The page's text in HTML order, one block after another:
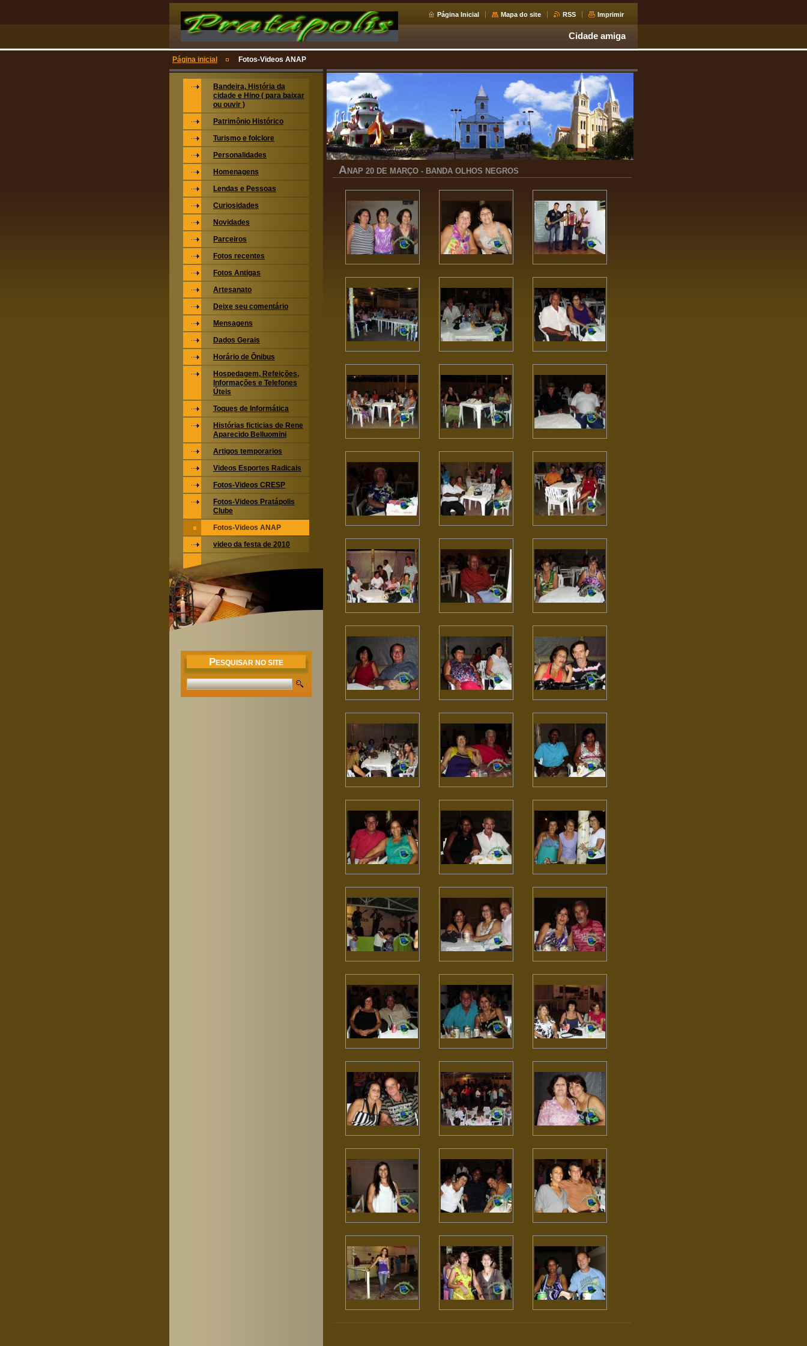
Página Inicial Mapa do site RSS Imprimir
Cidade amiga
Página inicial Fotos-Videos ANAP
A NAP 20 DE MARÇO - BANDA OLHOS NEGROS
Bandeira, História da
cidade e Hino ( para baixar
ou ouvir )
Patrimônio Histórico
Turismo e folclore
Personalidades
Homenagens
Lendas e Pessoas
Curiosidades
Novidades
Parceiros
Fotos recentes
Fotos Antigas
Artesanato
Deixe seu comentário
Mensagens
Dados Gerais
Horário de Ônibus
Hospedagem, Refeições,
Informações e Telefones
Úteis
Toques de Informática
Histórias ficticias de Rene
Aparecido Belluomini
Artigos temporarios
Videos Esportes Radicais
Fotos-Videos CRESP
Fotos-Videos Pratápolis
Clube
Fotos-Videos ANAP
video da festa de 2010
PESQUISAR NO SITE